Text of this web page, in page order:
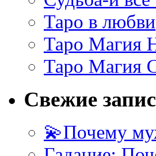
Таро в любви
Таро Магия
Таро Магия
Свежие
💫Почему